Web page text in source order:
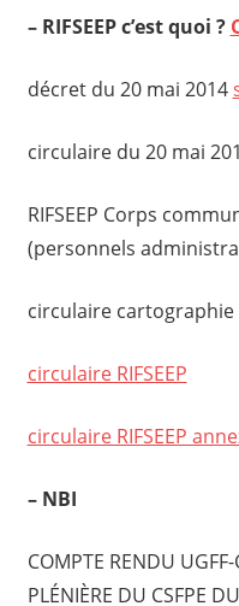
– RIFSEEP c’est quoi ?
décret du 20 mai 2014
circulaire du 20 mai
RIFSEEP Corps
(personnels
circulaire cartographie
circulaire RIFSEEP
circulaire RIFSEEP
– NBI
COMPTE RENDU UGFF-
PLÉNIÈRE DU CSFPE